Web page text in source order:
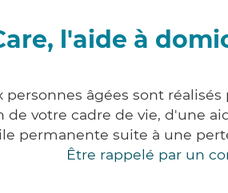
l'aide à
personnes âgées sont
votre cadre de vie, d'une
permanente suite à une
Être rappelé par un